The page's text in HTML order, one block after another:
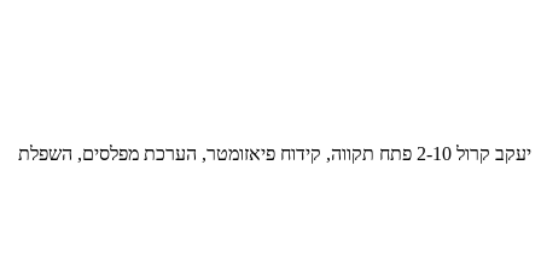
יעקב קרול 2-10 פתח תקווה, קידוח פיאזומטר, הערכת מפלסים, השפלת